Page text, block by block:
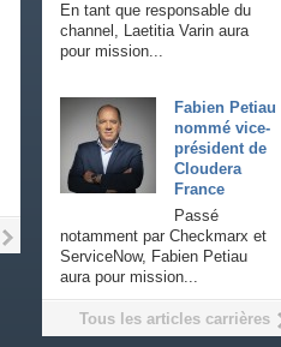
En tant que responsable du
channel, Laetitia Varin aura
pour mission...
Fabien Petiau
nommé vice-
président de
Cloudera
France
Passé
notamment par Checkmarx et
ServiceNow, Fabien Petiau
aura pour mission...
Tous les articles carrières